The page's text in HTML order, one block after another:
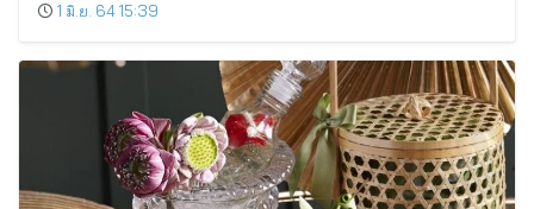
1 มิ.ย. 64 15:39